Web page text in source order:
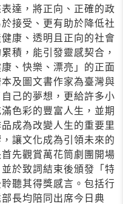
達，將正向、正確的政
接受、更有助於降低社
康、透明且正向的社會
積，能引發靈感契合，
、快樂、漂亮」的正面
及圖文書作家為臺灣與
己的夢想，更給許多小
色彩的豐富人生，並期
成為改變人生的重要里
讓文化成為引領未來的
先觀賞萬花筒劇團開場
於致詞結束後頒發「特
聽其得獎感言。包括行
長均陪同出席今日典